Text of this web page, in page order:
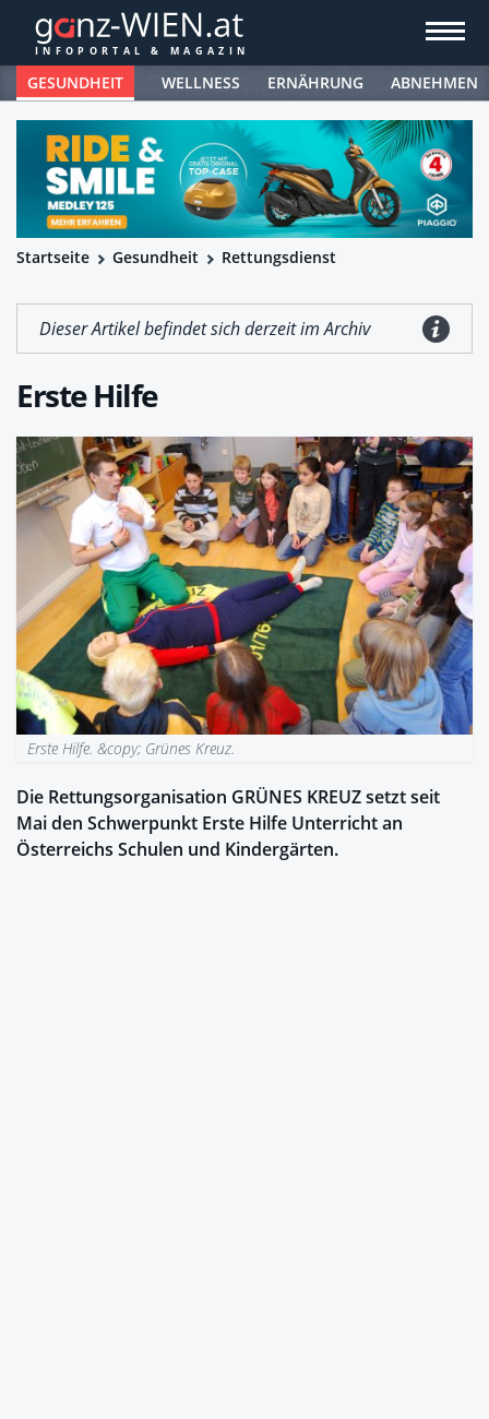
GESUNDHEIT WELLNESS ERNÄHRUNG ABNEHMEN
Startseite Gesundheit Rettungsdienst
Dieser Artikel befindet sich derzeit im Archiv
Erste Hilfe
Erste Hilfe. &copy; Grünes Kreuz.
Die Rettungsorganisation GRÜNES KREUZ setzt seit
Mai den Schwerpunkt Erste Hilfe Unterricht an
Österreichs Schulen und Kindergärten.